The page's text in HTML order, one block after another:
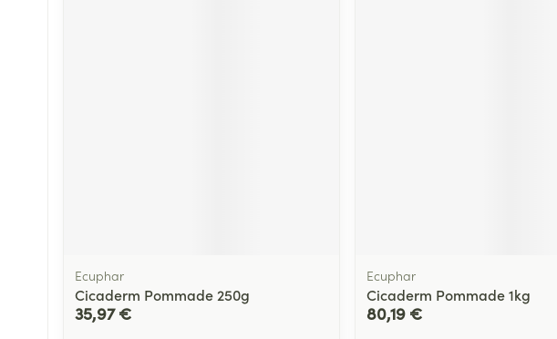
Ecuphar
Cicaderm Pommade 250g
35,97 €
Ecuphar
Cicaderm Pommade 1kg
80,19 €